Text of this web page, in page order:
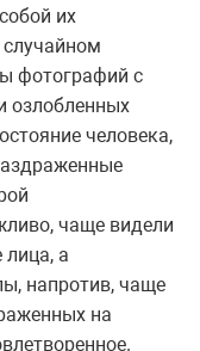
их
фотографий с
озлобленных
человека,
чаще видели
лица, а
напротив, чаще
на